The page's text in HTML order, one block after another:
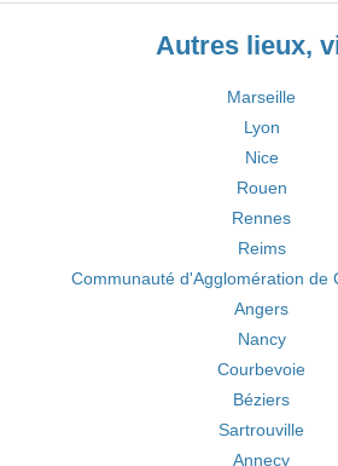
Autres lieux,
Marseille
Lyon
Nice
Rouen
Rennes
Reims
Communauté d'Agglomération de
Angers
Nancy
Courbevoie
Béziers
Sartrouville
Annecy